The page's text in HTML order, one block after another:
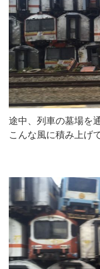
途中、列車の墓場を
こんな風に積み上げ